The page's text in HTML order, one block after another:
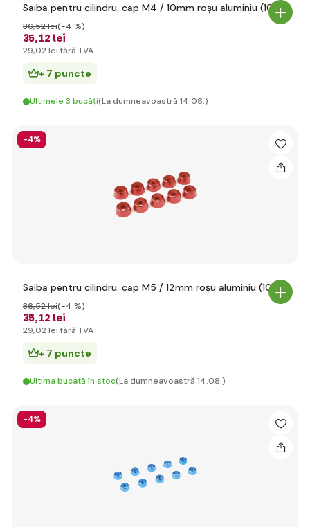
Saiba pentru cilindru. cap M4 / 10mm roșu aluminiu (10)
35,12 lei
36,52 lei(-4 %)
29,02 lei fără TVA
+ 7 puncte
Ultimele 3 bucăți(La dumneavoastră 14.08.)
-4%
Saiba pentru cilindru. cap M5 / 12mm roșu aluminiu (10)
35,12 lei
36,52 lei(-4 %)
29,02 lei fără TVA
+ 7 puncte
Ultima bucată în stoc(La dumneavoastră 14.08.)
-4%